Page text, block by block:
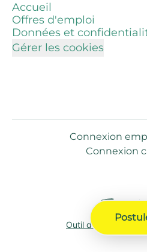
Accueil
Offres d'emploi
Données et
Gérer les cookies
Connexion
Connexion
Outil de recrutement